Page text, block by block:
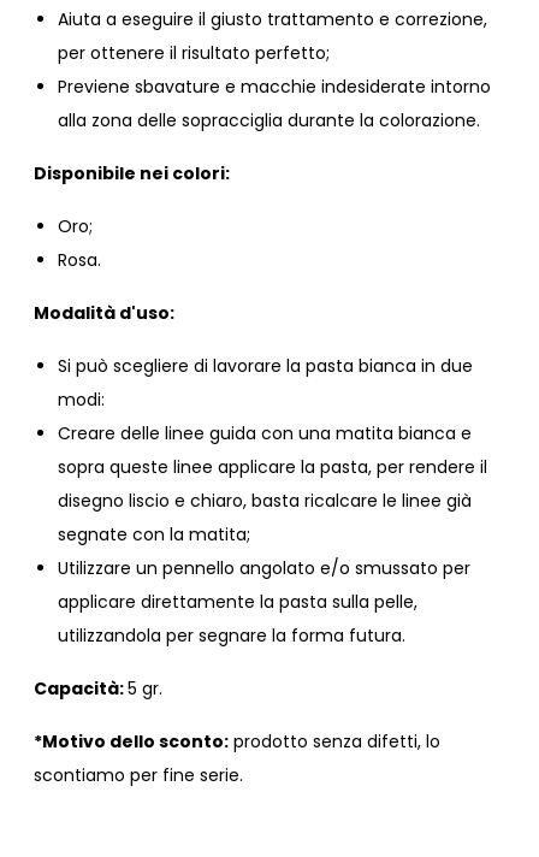
Aiuta a eseguire il giusto trattamento e correzione,
per ottenere il risultato perfetto;
Previene sbavature e macchie indesiderate intorno
alla zona delle sopracciglia durante la colorazione.
Disponibile nei colori:
Oro;
Rosa.
Modalità d'uso:
Si può scegliere di lavorare la pasta bianca in due
modi:
Creare delle linee guida con una matita bianca e
sopra queste linee applicare la pasta, per rendere il
disegno liscio e chiaro, basta ricalcare le linee già
segnate con la matita;
Utilizzare un pennello angolato e/o smussato per
applicare direttamente la pasta sulla pelle,
utilizzandola per segnare la forma futura.
Capacità:5 gr.
*Motivo dello sconto: prodotto senza difetti, lo
scontiamo per fine serie.